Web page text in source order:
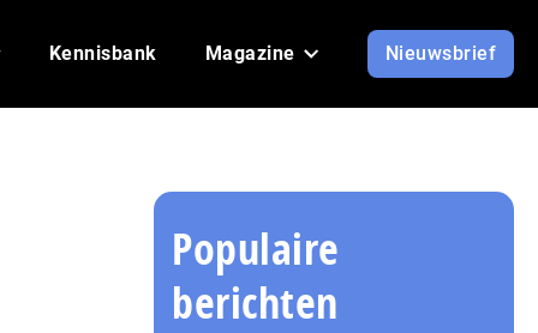
Kennisbank Magazine Nieuwsbrief
Populaire
berichten